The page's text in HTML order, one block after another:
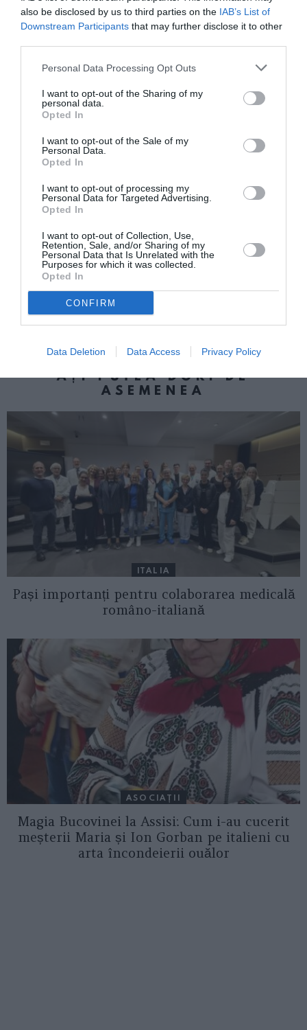
also be disclosed by us to third parties on the IAB’s List of
Downstream Participants that may further disclose it to other
Personal Data Processing Opt Outs
I want to opt-out of the Sharing of my
personal data.
Opted In
I want to opt-out of the Sale of my
Personal Data.
Opted In
I want to opt-out of processing my
Personal Data for Targeted Advertising.
Opted In
I want to opt-out of Collection, Use,
Retention, Sale, and/or Sharing of my
Personal Data that Is Unrelated with the
Purposes for which it was collected.
Opted In
CONFIRM
Data Deletion Data Access Privacy Policy
de pat şi pălmuită de partenerul ei. Se întâmpla de
Femeia, constituită parte civilă în procesul contra
soţului, a părăsit în cele din urmă casa împreună cu
băiatul. A preferat să se cazeze la serviciile sociale,
pentru o perioadă. De atunci copilul şi-a îmbunătăţit
ROMANI IN ITALIA STIRI ITALIA
Articolul anterior
Bergamo, s-a simțit rău la școală, băiat de
17 ani moare la spital
Următorul articol
În timp ce Italia strânge șurubul,
Danemarca elimină TOATE restricțiile
AȚI PUTEA DORI DE
ASEMENEA
ITALIA
Pași importanți pentru colaborarea medicală
româno-italiană
ASOCIAŢII
Magia Bucovinei la Assisi: Cum i-au cucerit
meșterii Maria și Ion Gorban pe italieni cu
arta încondeierii ouălor